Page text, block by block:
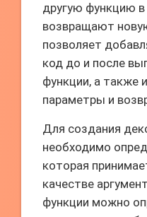
другую функцию в
возвращают
позволяет
код до и после
функции, а также
параметры и
Для создания
необходимо
которая
качестве
функции можно